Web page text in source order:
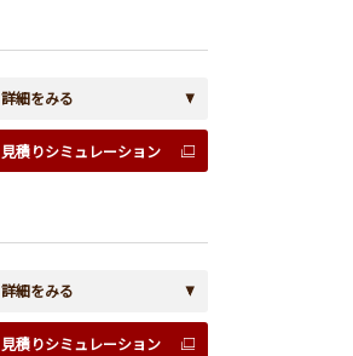
詳細をみる
見積りシミュレーション
詳細をみる
見積りシミュレーション